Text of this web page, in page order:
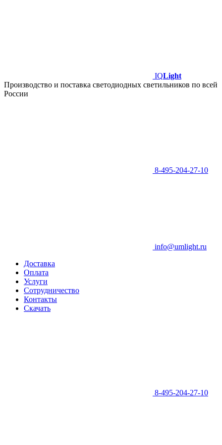
IQLight
Производство и поставка светодиодных светильников по всей
России
8-495-204-27-10
info@umlight.ru
Доставка
Оплата
Услуги
Сотрудничество
Контакты
Скачать
8-495-204-27-10